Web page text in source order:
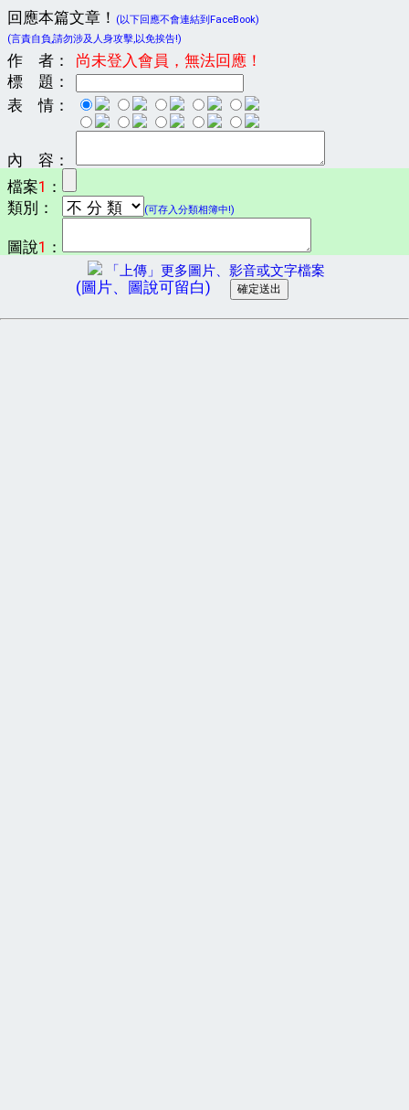
回應本篇文章！
(以下回應不會連結到FaceBook)
(言責自負,請勿涉及人身攻擊,以免挨告!)
作 者：
尚未登入會員，無法回應！
標 題：
表 情：
內 容：
檔案1 ：
類別：
(可存入分類相簿中!)
圖說1 ：
「上傳」更多圖片、影音或文字檔案
(圖片、圖說可留白)